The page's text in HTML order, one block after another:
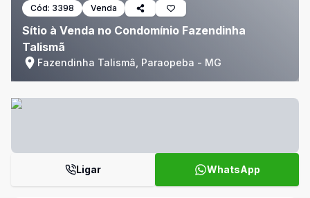
Cód: 3398 Venda
Sítio à Venda no Condomínio Fazendinha
Talismã
Fazendinha Talismâ, Paraopeba - MG
Ligar WhatsApp